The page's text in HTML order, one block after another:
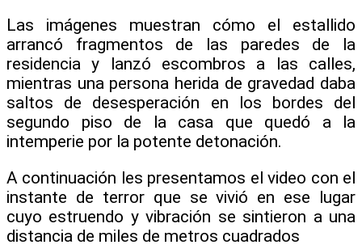
Las imágenes muestran cómo el estallido
arrancó fragmentos de las paredes de la
residencia y lanzó escombros a las calles,
mientras una persona herida de gravedad daba
saltos de desesperación en los bordes del
segundo piso de la casa que quedó a la
intemperie por la potente detonación.
A continuación les presentamos el video con el
instante de terror que se vivió en ese lugar
cuyo estruendo y vibración se sintieron a una
distancia de miles de metros cuadrados